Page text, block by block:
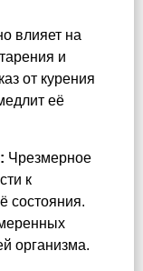
влияет на
и
от курения
её
Чрезмерное
к
состояния.
организма.